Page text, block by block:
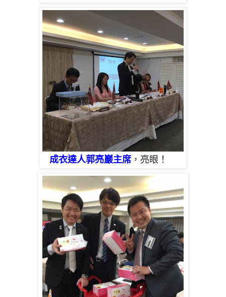
成衣達人郭亮巖主席 ，亮眼！